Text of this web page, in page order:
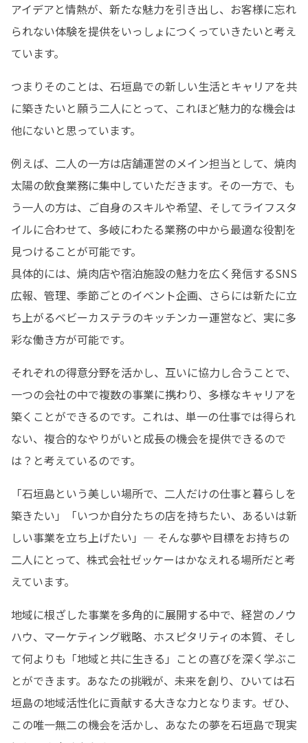
アイデアと情熱が、新たな魅力を引き出し、お客様に忘れ
られない体験を提供をいっしょにつくっていきたいと考え
ています。
つまりそのことは、石垣島での新しい生活とキャリアを共
に築きたいと願う二人にとって、これほど魅力的な機会は
他にないと思っています。
例えば、二人の一方は店舗運営のメイン担当として、焼肉
太陽の飲食業務に集中していただきます。その一方で、も
う一人の方は、ご自身のスキルや希望、そしてライフスタ
イルに合わせて、多岐にわたる業務の中から最適な役割を
見つけることが可能です。
具体的には、焼肉店や宿泊施設の魅力を広く発信するSNS
広報、管理、季節ごとのイベント企画、さらには新たに立
ち上がるベビーカステラのキッチンカー運営など、実に多
彩な働き方が可能です。
それぞれの得意分野を活かし、互いに協力し合うことで、
一つの会社の中で複数の事業に携わり、多様なキャリアを
築くことができるのです。これは、単一の仕事では得られ
ない、複合的なやりがいと成長の機会を提供できるので
は？と考えているのです。
「石垣島という美しい場所で、二人だけの仕事と暮らしを
築きたい」「いつか自分たちの店を持ちたい、あるいは新
しい事業を立ち上げたい」— そんな夢や目標をお持ちの
二人にとって、株式会社ゼッケーはかなえれる場所だと考
えています。
地域に根ざした事業を多角的に展開する中で、経営のノウ
ハウ、マーケティング戦略、ホスピタリティの本質、そし
て何よりも「地域と共に生きる」ことの喜びを深く学ぶこ
とができます。あなたの挑戦が、未来を創り、ひいては石
垣島の地域活性化に貢献する大きな力となります。ぜひ、
この唯一無二の機会を活かし、あなたの夢を石垣島で現実